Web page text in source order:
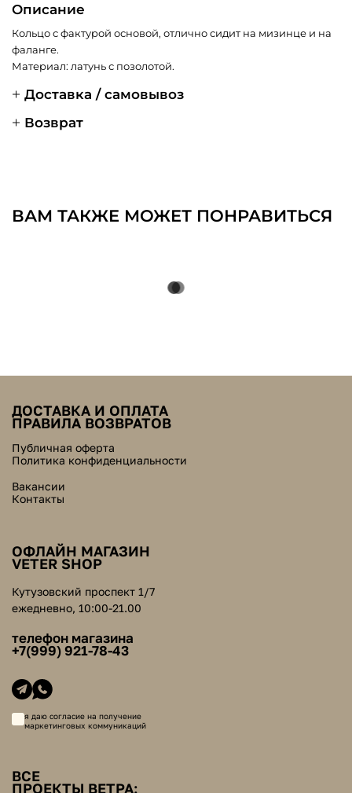
Описание
Кольцо с фактурой основой, отлично сидит на мизинце и на
фаланге.
Материал: латунь с позолотой.
Доставка / самовывоз
Возврат
ВАМ ТАКЖЕ МОЖЕТ ПОНРАВИТЬСЯ
ДОСТАВКА И ОПЛАТА
ПРАВИЛА ВОЗВРАТОВ
Публичная оферта
Политика конфиденциальности
Вакансии
Контакты
ОФЛАЙН МАГАЗИН
VETER SHOP
Кутузовский проспект 1/7
ежедневно, 10:00-21.00
телефон магазина
+7(999) 921-78-43
я даю согласие на получение
маркетинговых коммуникаций
ВСЕ
ПРОЕКТЫ ВЕТРА: